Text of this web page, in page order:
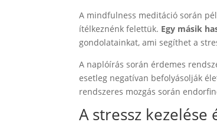
A mindfulness meditáció során
ítélkeznénk felettük. Egy másik
gondolatainkat, ami segíthet a
A naplóírás során érdemes
esetleg negatívan befolyásolják
rendszeres mozgás során
A stressz kezelése